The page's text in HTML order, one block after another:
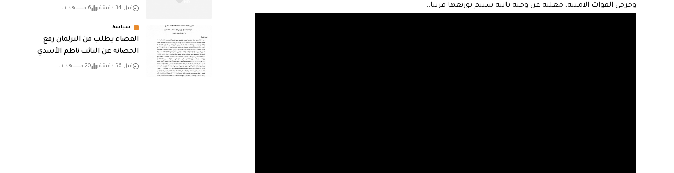
وجرحى القوات الامنية، معلنة عن وجبة ثانية سيتم توزيعها قريبا..
قبل 34 دقيقة 6 مشاهدات
سياسة
القضاء يطلب من البرلمان رفع
الحصانة عن النائب ناظم الأسدي
قبل 56 دقيقة 20 مشاهدات